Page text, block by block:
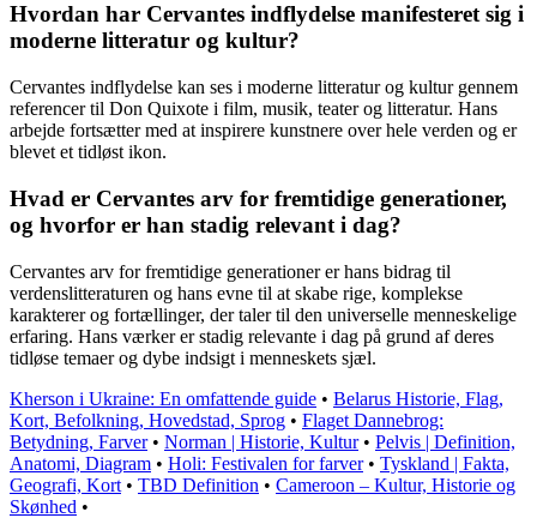
Hvordan har Cervantes indflydelse manifesteret sig i
moderne litteratur og kultur?
Cervantes indflydelse kan ses i moderne litteratur og kultur gennem
referencer til Don Quixote i film, musik, teater og litteratur. Hans
arbejde fortsætter med at inspirere kunstnere over hele verden og er
blevet et tidløst ikon.
Hvad er Cervantes arv for fremtidige generationer,
og hvorfor er han stadig relevant i dag?
Cervantes arv for fremtidige generationer er hans bidrag til
verdenslitteraturen og hans evne til at skabe rige, komplekse
karakterer og fortællinger, der taler til den universelle menneskelige
erfaring. Hans værker er stadig relevante i dag på grund af deres
tidløse temaer og dybe indsigt i menneskets sjæl.
Kherson i Ukraine: En omfattende guide • Belarus Historie, Flag,
Kort, Befolkning, Hovedstad, Sprog • Flaget Dannebrog:
Betydning, Farver• Norman | Historie, Kultur• Pelvis | Definition,
Anatomi, Diagram • Holi: Festivalen for farver• Tyskland | Fakta,
Geografi, Kort • TBD Definition • Cameroon – Kultur, Historie og
Skønhed •